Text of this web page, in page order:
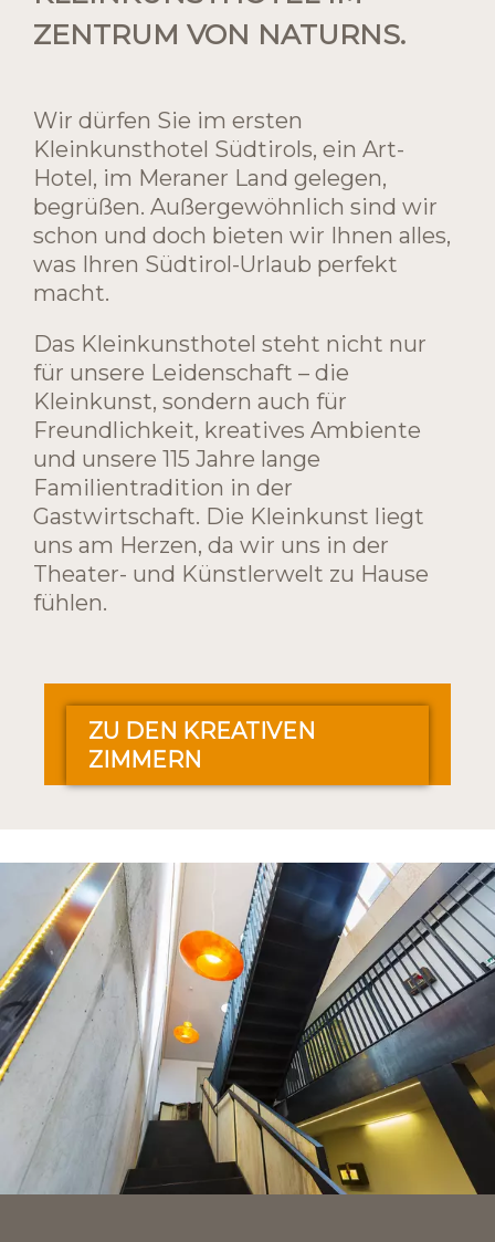
ZENTRUM VON NATURNS.
Wir dürfen Sie im ersten
Kleinkunsthotel Südtirols, ein Art-
Hotel, im Meraner Land gelegen,
begrüßen. Außergewöhnlich sind wir
schon und doch bieten wir Ihnen alles,
was Ihren Südtirol-Urlaub perfekt
macht.
Das Kleinkunsthotel steht nicht nur
für unsere Leidenschaft – die
Kleinkunst, sondern auch für
Freundlichkeit, kreatives Ambiente
und unsere 115 Jahre lange
Familientradition in der
Gastwirtschaft. Die Kleinkunst liegt
uns am Herzen, da wir uns in der
Theater- und Künstlerwelt zu Hause
fühlen.
ZU DEN KREATIVEN
ZIMMERN